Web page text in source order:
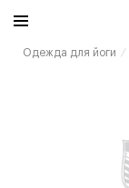
Одежда для йоги